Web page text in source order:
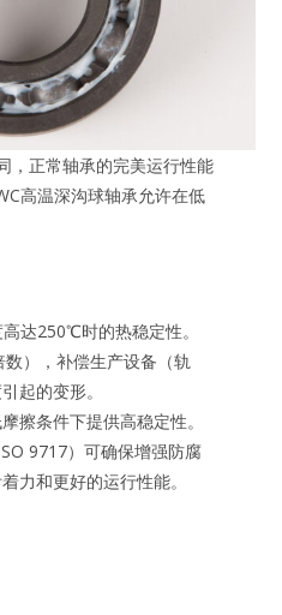
正常轴承的完美运行性能
高温深沟球轴承允许在低
达250℃时的热稳定性。
），补偿生产设备（轨
起的变形。
擦条件下提供高稳定性。
9717）可确保增强防腐
力和更好的运行性能。